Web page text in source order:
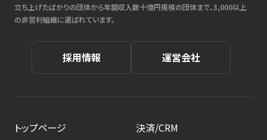
立ち上げたばかりの団体から年間収入数十億円規模の団体まで、3,000以上
の非営利組織に選ばれています。
採用情報 運営会社
トップページ
決済/CRM